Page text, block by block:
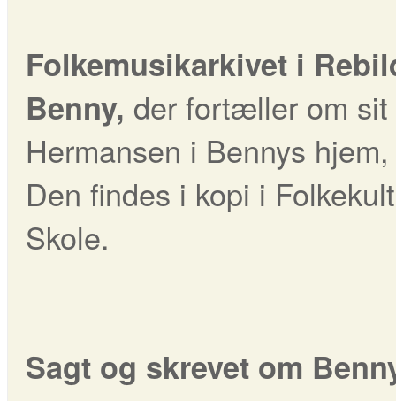
Folkemusikarkivet i
Benny, der fortæller om
Hermansen i Bennys
Den findes i kopi i
Skole.
Sagt og skrevet om